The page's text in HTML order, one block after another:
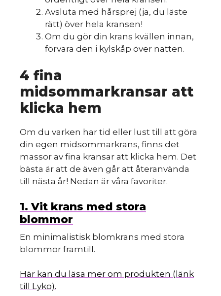
Avsluta med hårsprej (ja, du läste
rätt) över hela kransen!
Om du gör din krans kvällen innan,
förvara den i kylskåp över natten.
4 fina
midsommarkransar att
klicka hem
Om du varken har tid eller lust till att göra
din egen midsommarkrans, finns det
massor av fina kransar att klicka hem. Det
bästa är att de även går att återanvända
till nästa år! Nedan är våra favoriter.
1. Vit krans med stora
blommor
En minimalistisk blomkrans med stora
blommor framtill.
Här kan du läsa mer om produkten (länk
till Lyko).